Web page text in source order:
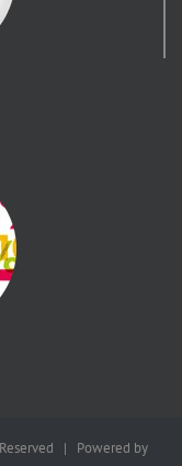
| Powered by